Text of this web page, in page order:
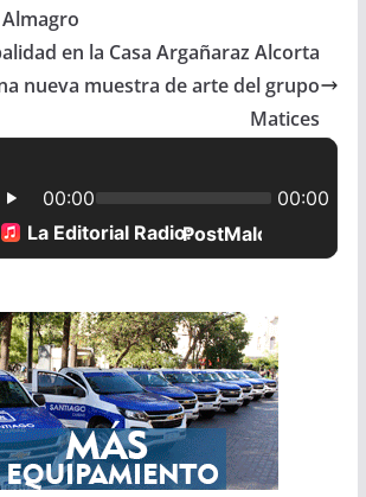
s
A
p
l
en la Casa Argañaraz Alcorta
nueva muestra de arte del grupo
Matices